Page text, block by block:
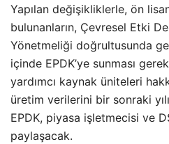
Yapılan değişikliklerle, ön
bulunanların, Çevresel Etki
Yönetmeliği doğrultusunda
içinde EPDK’ye sunması
yardımcı kaynak üniteleri
üretim verilerini bir sonraki
EPDK, piyasa işletmecisi ve
paylaşacak.